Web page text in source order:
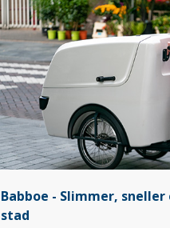
Babboe - Slimmer, sneller
stad